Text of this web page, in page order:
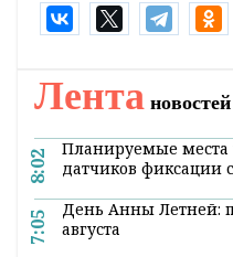
Лента новостей
8:02
Планируемые места
датчиков фиксации
7:05
День Анны Летней:
августа